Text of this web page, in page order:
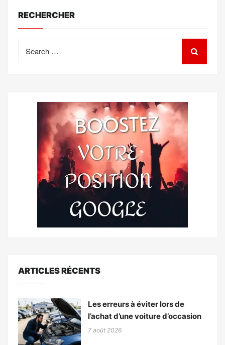
RECHERCHER
for:
ARTICLES RÉCENTS
Les erreurs à éviter lors de
l’achat d’une voiture d’occasion
7 août 2026